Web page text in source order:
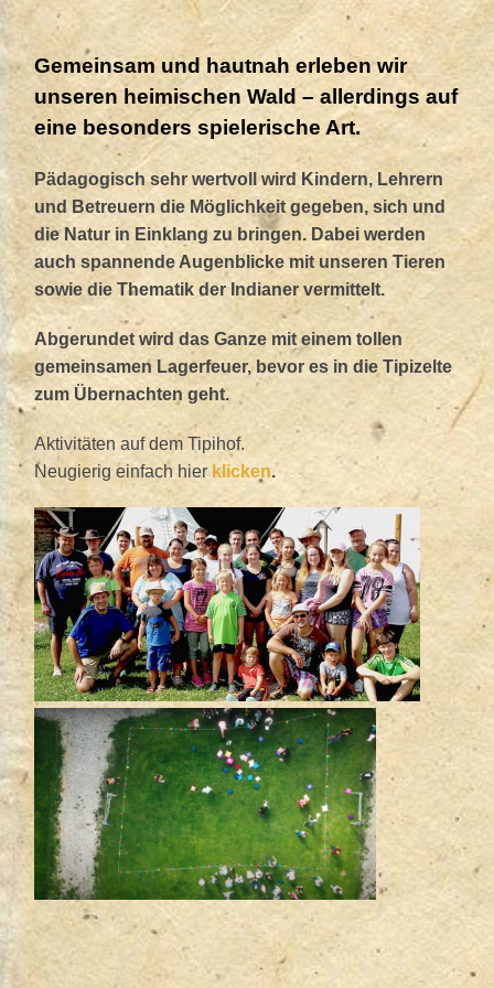
Gemeinsam und hautnah erleben wir
unseren heimischen Wald – allerdings auf
eine besonders spielerische Art.
Pädagogisch sehr wertvoll wird Kindern, Lehrern
und Betreuern die Möglichkeit gegeben, sich und
die Natur in Einklang zu bringen. Dabei werden
auch spannende Augenblicke mit unseren Tieren
sowie die Thematik der Indianer vermittelt.
Abgerundet wird das Ganze mit einem tollen
gemeinsamen Lagerfeuer, bevor es in die Tipizelte
zum Übernachten geht.
Aktivitäten auf dem Tipihof.
Neugierig einfach hier klicken.